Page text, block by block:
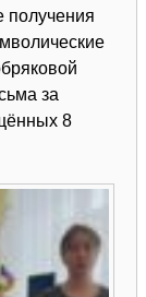
получения
за
8